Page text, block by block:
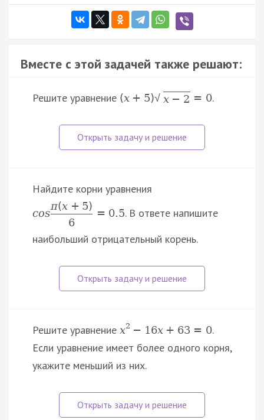
Вместе с этой задачей также решают:
Решите уравнение (x + 5)√ x − 2 = 0.
Найдите корни уравнения
cos
π(x + 5)
6
= 0.5. В ответе напишите
наибольший отрицательный корень.
Решите уравнение x2 − 16x + 63 = 0.
Если уравнение имеет более одного корня,
укажите меньший из них.